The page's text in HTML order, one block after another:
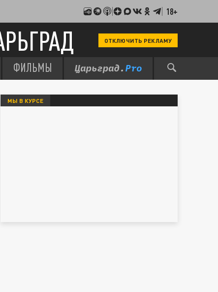
18+
ОТКЛЮЧИТЬ РЕКЛАМУ
ФИЛЬМЫ
МЫ В КУРСЕ